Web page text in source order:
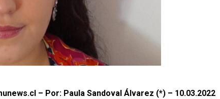
– Por: Paula Sandoval Álvarez (*) – 10.03.2022